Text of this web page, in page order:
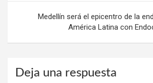
Medellín será el epicentro de la
América Latina con
Deja una respuesta